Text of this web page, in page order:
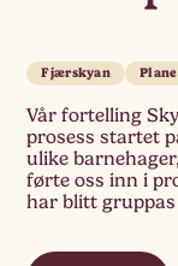
Fjærskyan
Vår fortelling
prosess startet
ulike
førte oss inn i
har blitt